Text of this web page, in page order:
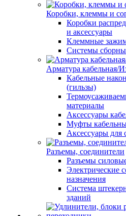
Коробки, клеммы и
Коробки
и аксессуары
Клеммные
Системы
Арматура кабельная/
Кабельные
(гильзы)
материалы
Аксессуары
Муфты
Аксессуары для
Разъемы, соединители
Разъемы
Электрические
назначения
Система
зданий